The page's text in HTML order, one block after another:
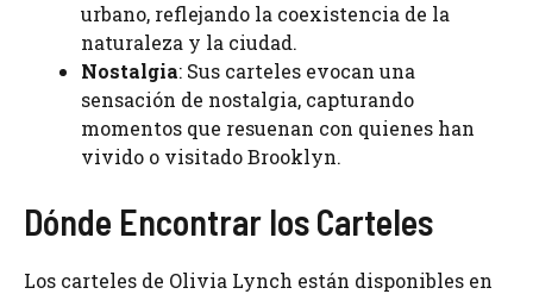
urbano, reflejando la coexistencia de la
naturaleza y la ciudad.
Nostalgia: Sus carteles evocan una
sensación de nostalgia, capturando
momentos que resuenan con quienes han
vivido o visitado Brooklyn.
Dónde Encontrar los Carteles
Los carteles de Olivia Lynch están disponibles en